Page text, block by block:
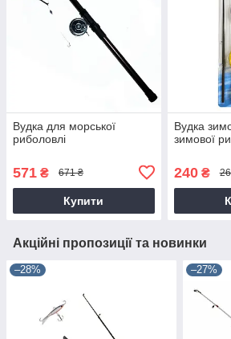
Вудка для морської
риболовлі
571 ₴ 671 ₴
Купити
Вудка
зимової
240₴
Акційні пропозиції та новинки
–28% –27%